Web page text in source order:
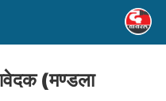
(मण्‍डला